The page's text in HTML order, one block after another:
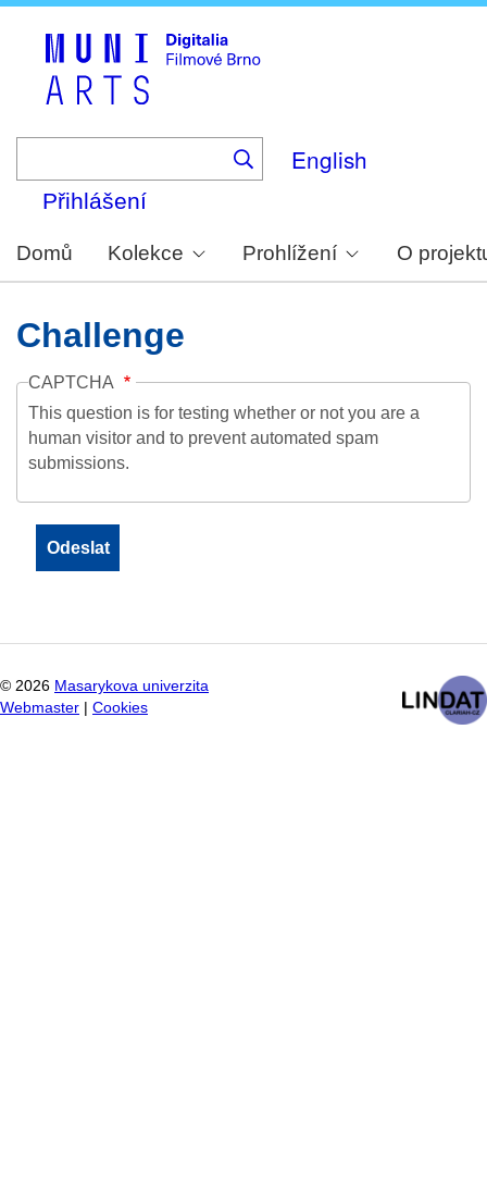
English
Přihlášení
Domů Kolekce Prohlížení O
Challenge
CAPTCHA
This question is for testing whether or not you are a
human visitor and to prevent automated spam
submissions.
© 2026 Masarykova univerzita
Webmaster
Cookies